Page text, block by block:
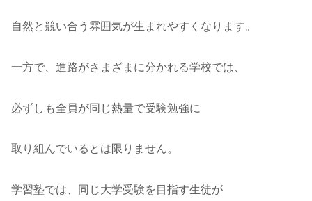
自然と競い合う雰囲気が生まれやすくなります。
一方で、進路がさまざまに分かれる学校では、
必ずしも全員が同じ熱量で受験勉強に
取り組んでいるとは限りません。
学習塾では、同じ大学受験を目指す生徒が